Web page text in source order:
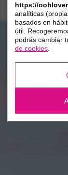
https://
analíticas
basados en
útil.
podrás cambiar
de cookies